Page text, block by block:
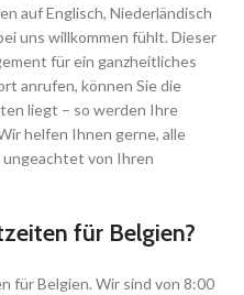
auf Englisch, Niederländisch
uns willkommen fühlt. Dieser
für ein ganzheitliches
anrufen, können Sie die
liegt – so werden Ihre
helfen Ihnen gerne, alle
ungeachtet von Ihren
für Belgien?
für Belgien. Wir sind von 8:00